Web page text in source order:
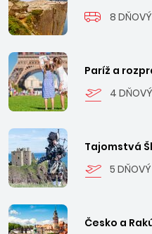
8
Paríž a
4
Tajomstvá
5
Česko a